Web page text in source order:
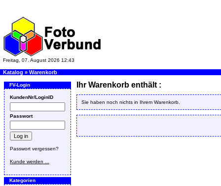
Freitag, 07. August 2026 12:43
Katalog » Warenkorb
FV-Login
KundenNr/LoginID
Passwort
Passwort vergessen?
Kunde werden ...
Kategorien
Ihr Warenkorb enthält :
Sie haben noch nichts in Ihrem Warenkorb.